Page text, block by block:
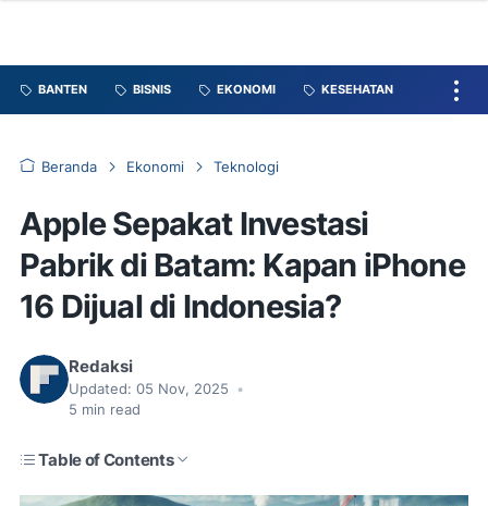
BANTEN BISNIS EKONOMI KESEHATAN
Beranda Ekonomi Teknologi
Apple Sepakat Investasi
Pabrik di Batam: Kapan iPhone
16 Dijual di Indonesia?
Redaksi
Updated: 05 Nov, 2025
•
5 min read
Table of Contents